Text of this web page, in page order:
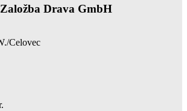
Drava GmbH
Celovec